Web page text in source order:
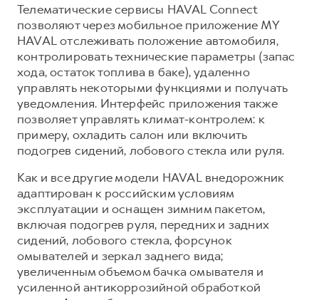
Телематические сервисы HAVAL Connect
позволяют через мобильное приложение MY
HAVAL отслеживать положение автомобиля,
контролировать технические параметры (запас
хода, остаток топлива в баке), удаленно
управлять некоторыми функциями и получать
уведомления. Интерфейс приложения также
позволяет управлять климат-контролем: к
примеру, охладить салон или включить
подогрев сидений, лобового стекла или руля.
Как и все другие модели HAVAL внедорожник
адаптирован к российским условиям
эксплуатации и оснащен зимним пакетом,
включая подогрев руля, передних и задних
сидений, лобового стекла, форсунок
омывателей и зеркал заднего вида;
увеличенным объемом бачка омывателя и
усиленной антикоррозийной обработкой